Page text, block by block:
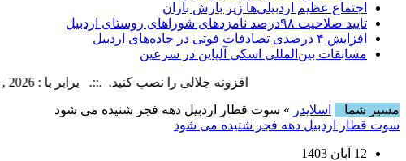
اجتماع عظیم اردبیلی‌ها زیر بارش باران
تایید صلاحیت ۹۸درصد نامزدهای شوراهای روستای اردبیل
افزایش ۴ درصدی تصادفات فوتی در جاده‌های اردبیل
مسابقات بین‌المللی اسکی آلپاین در سرعین
افزونه جلالی را نصب کنید. .::. برابر با : Saturday, 8 August , 2026
مسیر شما
اسلایدر » سوت قطار اردبیل دهه فجر شنیده می شود
سوت قطار اردبیل دهه فجر شنیده می شود
12 آبان 1403